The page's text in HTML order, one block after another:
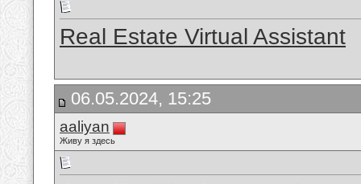
Real Estate Virtual Assistant
06.05.2024, 15:25
aaliyan
Живу я здесь